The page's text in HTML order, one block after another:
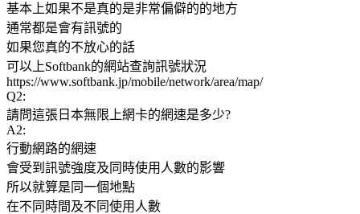
基本上如果不是真的是非常偏僻的的地方
通常都是會有訊號的
如果您真的不放心的話
可以上Softbank的網站查詢訊號狀況
https://www.softbank.jp/mobile/network/area/map/
Q2:
請問這張日本無限上網卡的網速是多少?
A2:
行動網路的網速
會受到訊號強度及同時使用人數的影響
所以就算是同一個地點
在不同時間及不同使用人數